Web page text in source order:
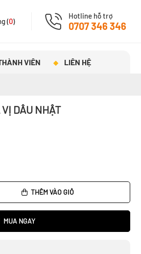
(0)
Hotline hỗ trợ
0707 346 346
VIÊN LIÊN HỆ
DÂU NHẬT
THÊM VÀO GIỎ
MUA NGAY